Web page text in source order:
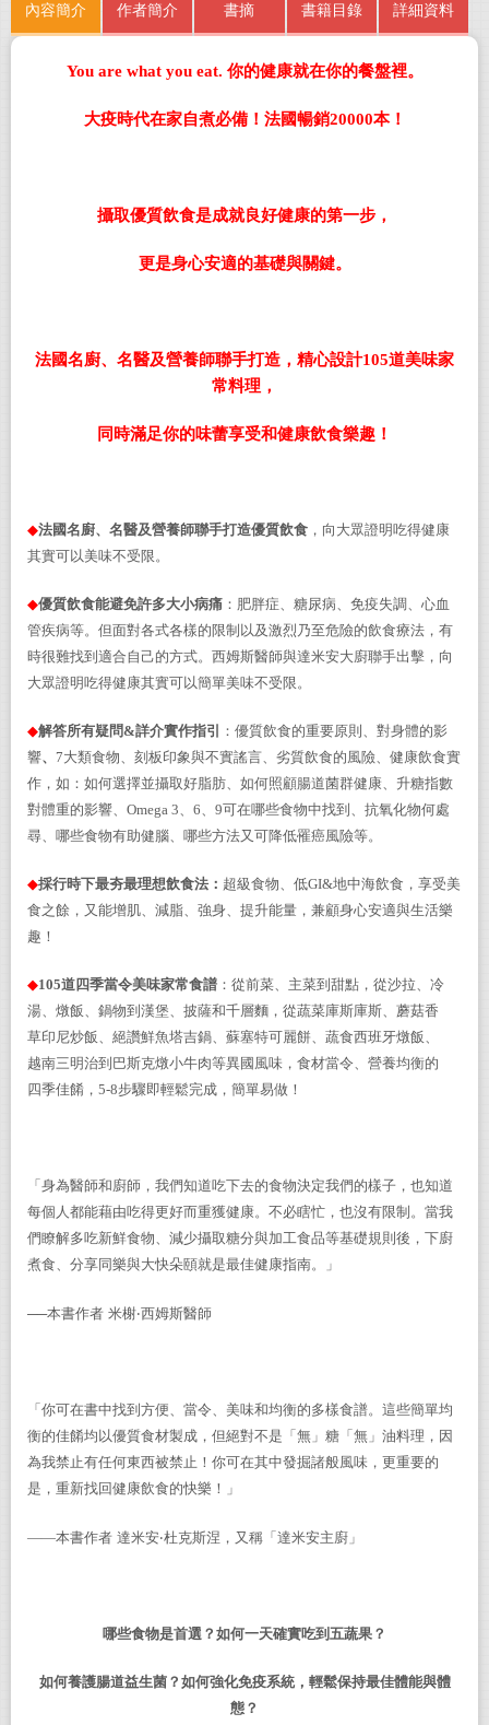
內容簡介 作者簡介 書摘 書籍目錄 詳細資料
You are what you eat. 你的健康就在你的餐盤裡。
大疫時代在家自煮必備！法國暢銷20000本！
攝取優質飲食是成就良好健康的第一步，
更是身心安適的基礎與關鍵。
法國名廚、名醫及營養師聯手打造，精心設計105道美味家
常料理，
同時滿足你的味蕾享受和健康飲食樂趣！
◆法國名廚、名醫及營養師聯手打造優質飲食 ， 向大眾證明吃得健康
其實可以美味不受限。
◆優質飲食能避免許多大小病痛 ：肥胖症、糖尿病、免疫失調、心血
管疾病等。但面對各式各樣的限制以及激烈乃至危險的飲食療法，有
時很難找到適合自己的方式。西姆斯醫師與達米安大廚聯手出擊，向
大眾證明吃得健康其實可以簡單美味不受限。
◆解答所有疑問&詳介實作指引
：優質飲食的重要原則、對身體的影
響、 7大類食物、刻板印象與不實謠言、劣質飲食的風險、健康飲食實
作，如：如何選擇並攝取好脂肪、如何照顧腸道菌群健康、升糖指數
對體重的影響、Omega 3、6、9可在哪些食物中找到、抗氧化物何處
尋、哪些食物有助健腦、哪些方法又可降低罹癌風險等。
◆採行時下最夯最理想飲食法： 超級食物、低GI&地中海飲食，享受美
食之餘，又能增肌、減脂、強身、提升能量，兼顧身心安適與生活樂
趣！
◆105道四季當令美味家常食譜 ：從前菜、主菜到甜點，從沙拉、冷
湯、燉飯、鍋物到漢堡、披薩和千層麵，從蔬菜庫斯庫斯、蘑菇香
草印尼炒飯、絕讚鮮魚塔吉鍋、蘇塞特可麗餅、蔬食西班牙燉飯、
越南三明治到巴斯克燉小牛肉等異國風味，食材當令、 營養均衡的
四季佳餚，5-8步驟即輕鬆完成，簡單易做 ！
「身為醫師和廚師，我們知道吃下去的食物決定我們的樣子，也知道
每個人都能藉由吃得更好而重獲健康。不必瞎忙，也沒有限制。當我
們瞭解多吃新鮮食物、減少攝取糖分與加工食品等基礎規則後，下廚
煮食、分享同樂與大快朵頤就是最佳健康指南。」
──本書作者 米榭‧西姆斯醫師
「你可在書中找到方便、當令、美味和均衡的多樣食譜。這些簡單均
衡的佳餚均以優質食材製成，但絕對不是「無」糖「無」油料理，因
為我禁止有任何東西被禁止！你可在其中發掘諸般風味，更重要的
是，重新找回健康飲食的快樂！」
——本書作者 達米安‧杜克斯涅，又稱「達米安主廚」
哪些食物是首選？如何一天確實吃到五蔬果？
如何養護腸道益生菌？如何強化免疫系統，輕鬆保持最佳體能與體
態？